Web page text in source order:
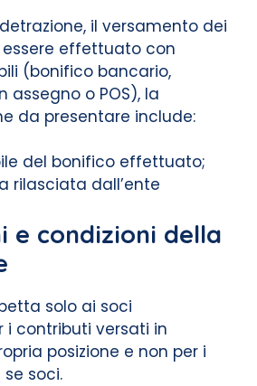
il versamento dei
effettuato con
(bonifico bancario,
o POS), la
da presentare include:
del bonifico effettuato;
rilasciata dall’ente
e condizioni della
solo ai soci
i contributi versati in
posizione e non per i
soci.